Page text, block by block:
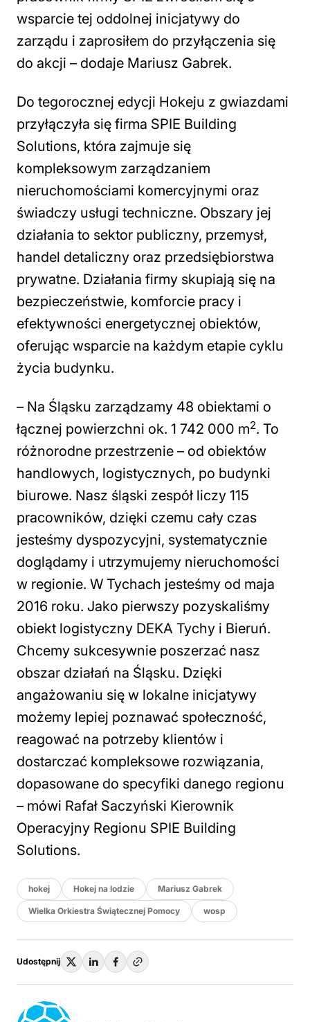
wsparcie tej oddolnej inicjatywy do
zarządu i zaprosiłem do przyłączenia się
do akcji – dodaje Mariusz Gabrek.
Do tegorocznej edycji Hokeju z gwiazdami
przyłączyła się firma SPIE Building
Solutions, która zajmuje się
kompleksowym zarządzaniem
nieruchomościami komercyjnymi oraz
świadczy usługi techniczne. Obszary jej
działania to sektor publiczny, przemysł,
handel detaliczny oraz przedsiębiorstwa
prywatne. Działania firmy skupiają się na
bezpieczeństwie, komforcie pracy i
efektywności energetycznej obiektów,
oferując wsparcie na każdym etapie cyklu
życia budynku.
– Na Śląsku zarządzamy 48 obiektami o
łącznej powierzchni ok. 1 742 000 m2. To
różnorodne przestrzenie – od obiektów
handlowych, logistycznych, po budynki
biurowe. Nasz śląski zespół liczy 115
pracowników, dzięki czemu cały czas
jesteśmy dyspozycyjni, systematycznie
doglądamy i utrzymujemy nieruchomości
w regionie. W Tychach jesteśmy od maja
2016 roku. Jako pierwszy pozyskaliśmy
obiekt logistyczny DEKA Tychy i Bieruń.
Chcemy sukcesywnie poszerzać nasz
obszar działań na Śląsku. Dzięki
angażowaniu się w lokalne inicjatywy
możemy lepiej poznawać społeczność,
reagować na potrzeby klientów i
dostarczać kompleksowe rozwiązania,
dopasowane do specyfiki danego regionu
– mówi Rafał Saczyński Kierownik
Operacyjny Regionu SPIE Building
Solutions.
hokej Hokej na lodzie Mariusz Gabrek
Wielka Orkiestra Świątecznej Pomocy wosp
Udostępnij